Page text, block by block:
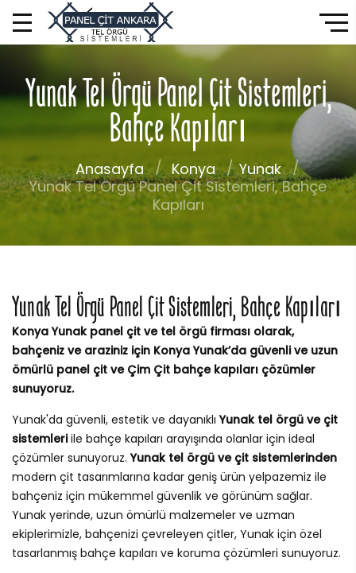
Yunak Tel Örgü Panel Çit Sistemleri,
Bahçe Kapıları
Anasayfa Konya
Yunak
Yunak Tel Örgü Panel Çit Sistemleri, Bahçe
Kapıları
Yunak Tel Örgü Panel Çit Sistemleri, Bahçe Kapıları
Konya Yunak panel çit ve tel örgü firması olarak,
bahçeniz ve araziniz için Konya Yunak’da güvenli ve uzun
ömürlü panel çit ve Çim Çit bahçe kapıları çözümler
sunuyoruz.
Yunak'da güvenli, estetik ve dayanıklıYunak tel örgü ve çit
sistemleriile bahçe kapıları arayışında olanlar için ideal
çözümler sunuyoruz.Yunak tel örgü ve çit sistemlerinden
modern çit tasarımlarına kadar geniş ürün yelpazemiz ile
bahçeniz için mükemmel güvenlik ve görünüm sağlar.
Yunak yerinde, uzun ömürlü malzemeler ve uzman
ekiplerimizle, bahçenizi çevreleyen çitler, Yunak için özel
tasarlanmış bahçe kapıları ve koruma çözümleri sunuyoruz.